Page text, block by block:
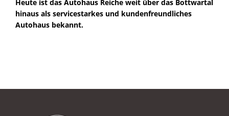
Heute ist das Autohaus Reiche weit über das Bottwartal
hinaus als servicestarkes und kundenfreundliches
Autohaus bekannt.